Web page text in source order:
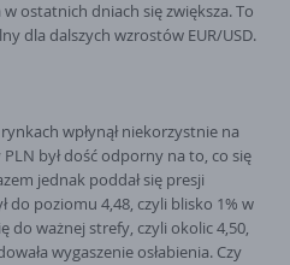
ostatnich dniach się zwiększa. To
dla dalszych wzrostów EUR/USD.
wpłynął niekorzystnie na
był dość odporny na to, co się
jednak poddał się presji
do poziomu 4,48, czyli blisko 1% w
do ważnej strefy, czyli okolic 4,50,
wygaszenie osłabienia. Czy